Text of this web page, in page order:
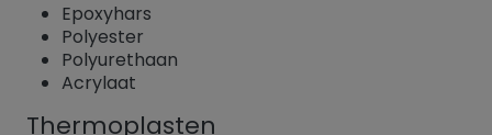
Epoxyhars
Polyester
Polyurethaan
Acrylaat
Thermoplasten